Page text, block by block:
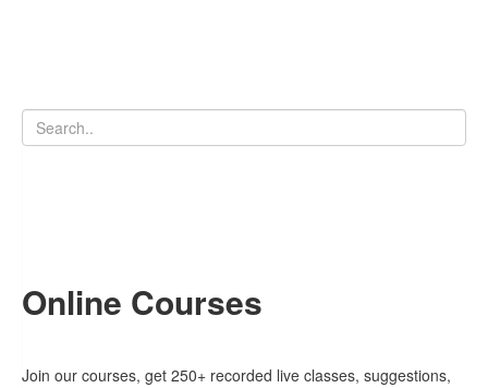
Online Courses
Join our courses, get 250+ recorded live classes, suggestions,